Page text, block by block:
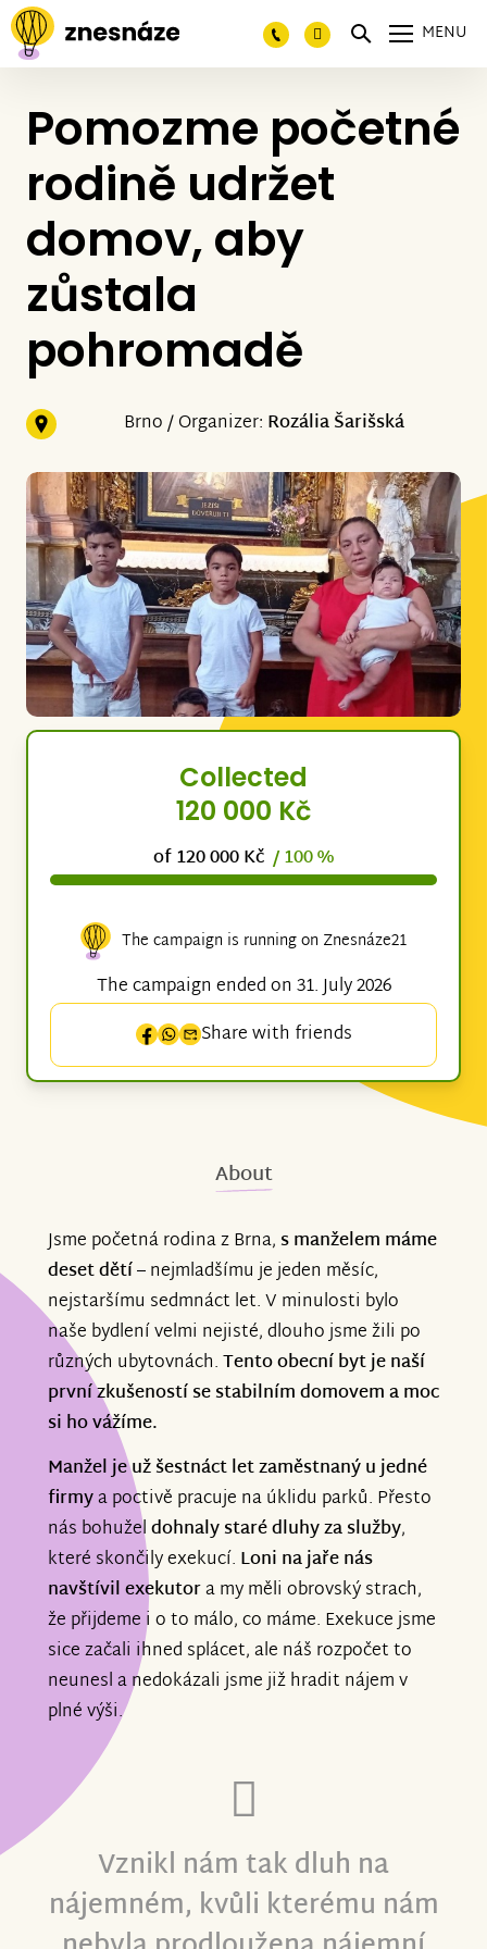
MENU
Pomozme početné
rodině udržet
domov, aby
zůstala
pohromadě
Brno / Organizer: Rozália Šarišská
Collected
120 000 Kč
of 120 000 Kč / 100 %
The campaign is running on Znesnáze21
The campaign ended on 31. July 2026
Share with friends
About
Jsme početná rodina z Brna,s manželem máme
deset dětí– nejmladšímu je jeden měsíc,
nejstaršímu sedmnáct let. V minulosti bylo
naše bydlení velmi nejisté, dlouho jsme žili po
různých ubytovnách.Tento obecní byt je naší
první zkušeností se stabilním domovem a moc
si ho vážíme.
Manžel je už šestnáct let zaměstnanýu jedné
firmya poctivě pracuje na úklidu parků. Přesto
nás bohuželdohnaly staré dluhy za služby,
které skončily exekucí. Loni na jaře nás
navštívil exekutora my měli obrovský strach,
že přijdeme i o to málo, co máme. Exekuce jsme
sice začali ihned splácet, ale náš rozpočet to
neunesl a nedokázali jsme již hradit nájem v
plné výši.
Vznikl nám tak dluh na
nájemném, kvůli kterému nám